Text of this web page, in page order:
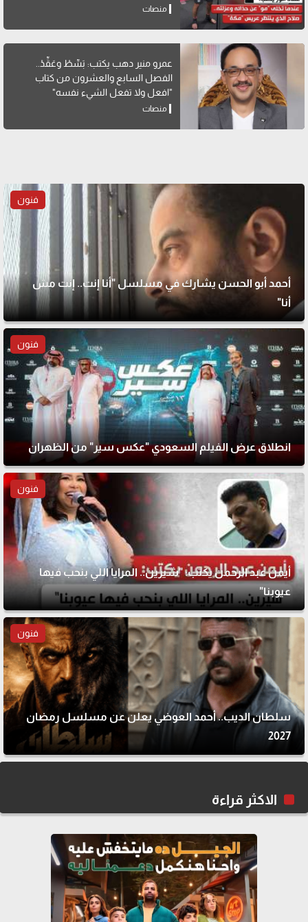
منصات
عمرو منير دهب يكتب: بَسِّطْ وعَقِّدْ..
الفصل السابع والعشرون من كتاب
"افعل ولا تفعل الشيء نفسه"
منصات
فنون
أحمد أبو الحسن يشارك في مسلسل "أنا إنت.. إنت مش
أنا"
فنون
انطلاق عرض الفيلم السعودي "عكس سير" من الظهران
فنون
أيمن عبد الرحمن يكتب: "شيرين.. المرايا اللي بنحب فيها
عيوبنا"
فنون
سلطان الديب.. أحمد العوضي يعلن عن مسلسل رمضان
2027
الاكثر قراءة